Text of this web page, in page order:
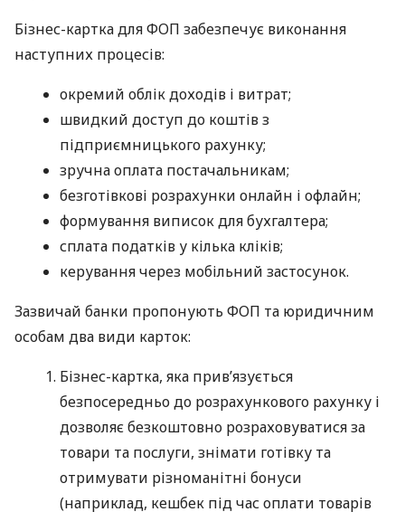
Бізнес-картка для ФОП забезпечує виконання
наступних процесів:
окремий облік доходів і витрат;
швидкий доступ до коштів з
підприємницького рахунку;
зручна оплата постачальникам;
безготівкові розрахунки онлайн і офлайн;
формування виписок для бухгалтера;
сплата податків у кілька кліків;
керування через мобільний застосунок.
Зазвичай банки пропонують ФОП та юридичним
особам два види карток:
Бізнес-картка, яка прив’язується
безпосередньо до розрахункового рахунку і
дозволяє безкоштовно розраховуватися за
товари та послуги, знімати готівку та
отримувати різноманітні бонуси
(наприклад, кешбек під час оплати товарів